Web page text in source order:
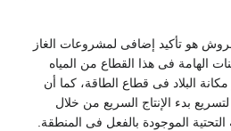
هو تأكيد إضافى لمشروعات الغاز
الهامة فى هذا القطاع من المياه
البلاد فى قطاع الطاقة، كما أن
بدء الإنتاج السريع من خلال
الموجودة بالفعل فى المنطقة.